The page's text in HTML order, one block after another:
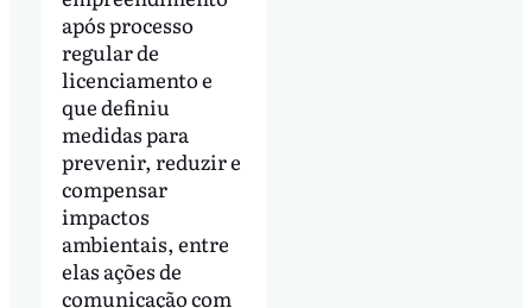
após processo
regular de
licenciamento e
que definiu
medidas para
prevenir, reduzir e
compensar
impactos
ambientais, entre
elas ações de
comunicação com